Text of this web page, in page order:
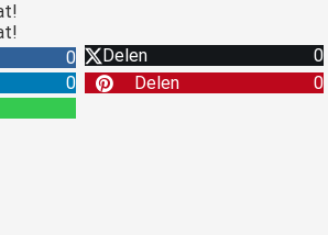
0 Delen
0
0 Delen
0